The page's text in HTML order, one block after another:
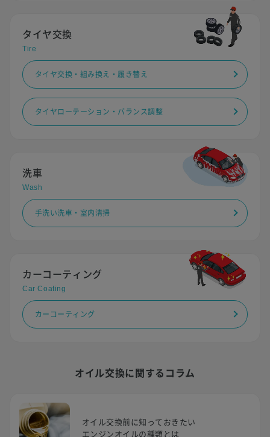
タイヤ交換
Tire
タイヤ交換・組み換え・履き替え
タイヤローテーション・バランス調整
洗車
Wash
手洗い洗車・室内清掃
カーコーティング
Car Coating
カーコーティング
オイル交換に関するコラム
オイル交換前に知っておきたい
エンジンオイルの種類とは